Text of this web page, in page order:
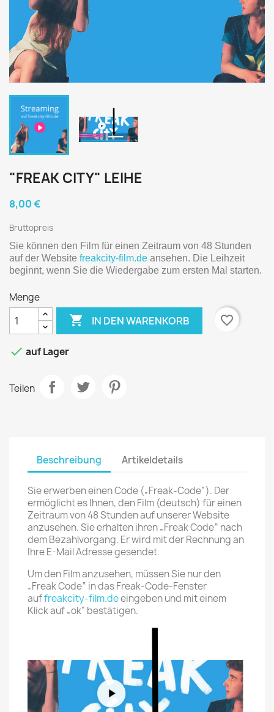
"FREAK CITY" LEIHE
8,00 €
Bruttopreis
Sie können den Film für einen Zeitraum von 48 Stunden
auf der Website freakcity-film.de ansehen. Die Leihzeit
beginnt, wenn Sie die Wiedergabe zum ersten Mal starten.
Menge
 IN DEN WARENKORB favorite_border
 auf Lager
Teilen
Beschreibung Artikeldetails
Sie erwerben einen Code („Freak-Code”). Der
ermöglicht es Ihnen, den Film (deutsch) für einen
Zeitraum von 48 Stunden auf unserer Website
anzusehen. Sie erhalten ihren „Freak Code“ nach
dem Bezahlvorgang. Er wird mit der Rechnung an
Ihre E-Mail Adresse gesendet.
Um den Film anzusehen, müssen Sie nur den
„Freak Code“ in das Freak-Code-Fenster
auffreakcity-film.deeingeben und mit einem
Klick auf „ok" bestätigen.